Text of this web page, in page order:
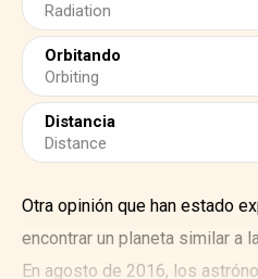
Radiation
Orbitando
Orbiting
Distancia
Distance
Otra opinión que han estado
encontrar un planeta similar a
En agosto de 2016, los